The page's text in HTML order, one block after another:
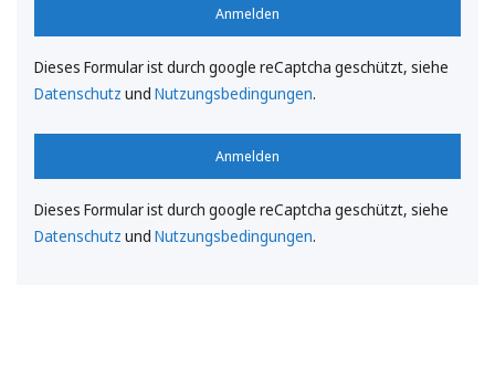
Anmelden
Dieses Formular ist durch google reCaptcha geschützt, siehe
Datenschutz und Nutzungsbedingungen.
Anmelden
Dieses Formular ist durch google reCaptcha geschützt, siehe
Datenschutz und Nutzungsbedingungen.